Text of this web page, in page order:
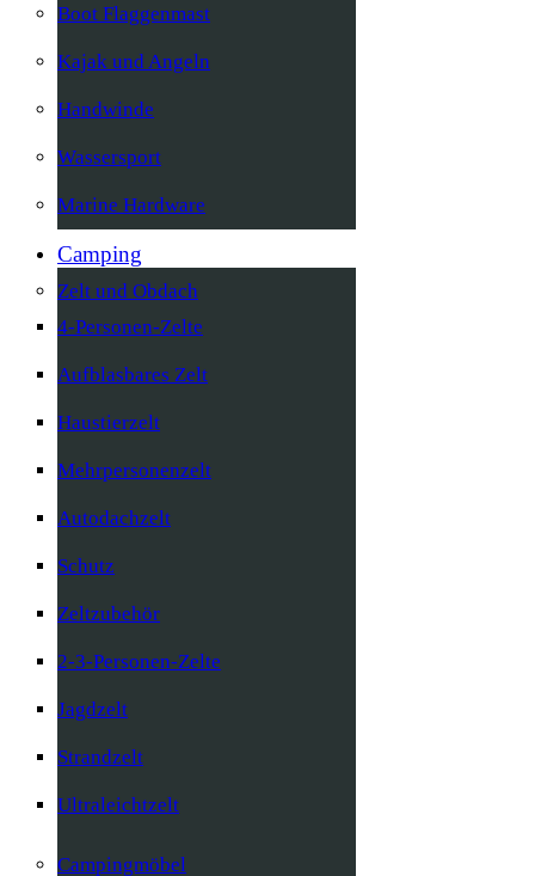
Boot Flaggenmast
Kajak und Angeln
Handwinde
Wassersport
Marine Hardware
Camping
Zelt und Obdach
4-Personen-Zelte
Aufblasbares Zelt
Haustierzelt
Mehrpersonenzelt
Autodachzelt
Schutz
Zeltzubehör
2-3-Personen-Zelte
Jagdzelt
Strandzelt
Ultraleichtzelt
Campingmöbel